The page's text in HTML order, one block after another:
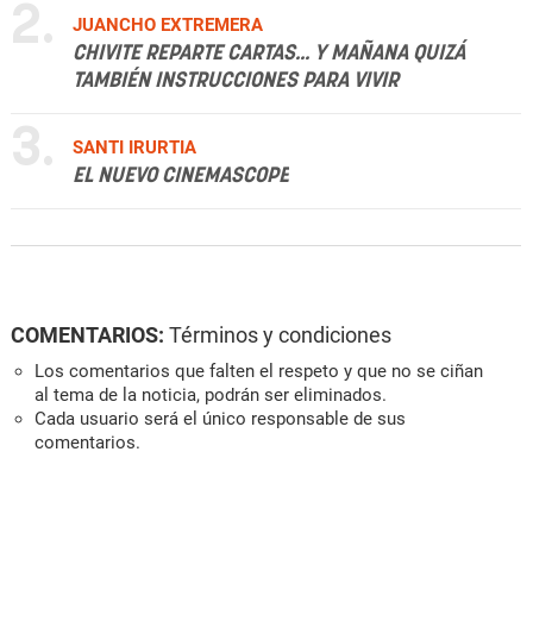
2.
JUANCHO EXTREMERA
CHIVITE REPARTE CARTAS... Y MAÑANA QUIZÁ
TAMBIÉN INSTRUCCIONES PARA VIVIR
3.
SANTI IRURTIA
EL NUEVO CINEMASCOPE
COMENTARIOS: Términos y condiciones
Los comentarios que falten el respeto y que no se ciñan
al tema de la noticia, podrán ser eliminados.
Cada usuario será el único responsable de sus
comentarios.